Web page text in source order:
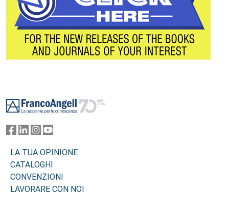
LA TUA OPINIONE
CATALOGHI
CONVENZIONI
LAVORARE CON NOI